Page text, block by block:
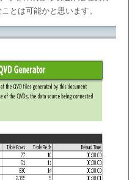
とは可能かと思います。